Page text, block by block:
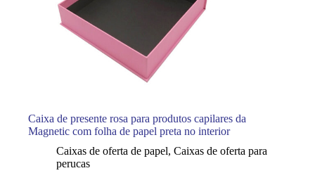
Caixa de presente rosa para produtos capilares da
Magnetic com folha de papel preta no interior
Caixas de oferta de papel, Caixas de oferta para
perucas